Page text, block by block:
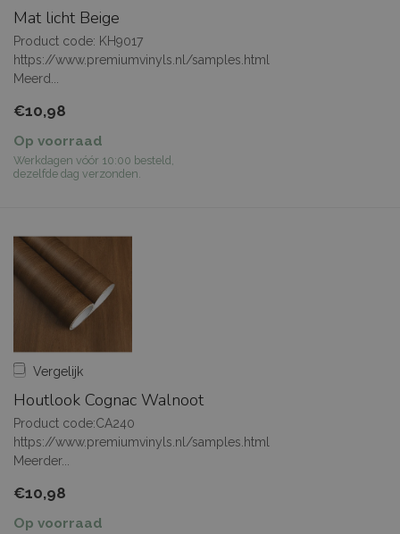
Mat licht Beige
Product code: KH9017
https://www.premiumvinyls.nl/samples.html
Meerd...
€10,98
Op voorraad
Werkdagen vóór 10:00 besteld,
dezelfde dag verzonden.
Vergelijk
Houtlook Cognac Walnoot
Product code:CA240
https://www.premiumvinyls.nl/samples.html
Meerder...
€10,98
Op voorraad